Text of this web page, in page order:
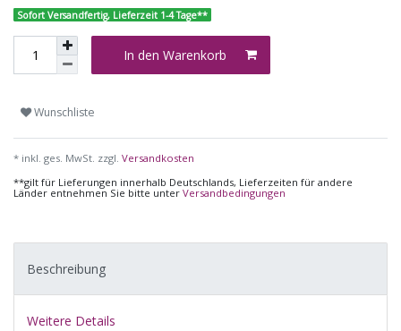
Sofort Versandfertig, Lieferzeit 1-4 Tage**
In den Warenkorb
Wunschliste
* inkl. ges. MwSt. zzgl. Versandkosten
**gilt für Lieferungen innerhalb Deutschlands, Lieferzeiten für andere
Länder entnehmen Sie bitte unter Versandbedingungen
Beschreibung
Weitere Details